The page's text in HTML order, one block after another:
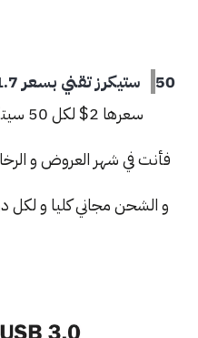
50 ستيكرز تقني بسعر 1.7 دولار
و الشحن مجاني كليا و لكل